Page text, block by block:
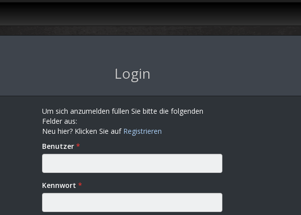
Login
Um sich anzumelden füllen Sie bitte die folgenden
Felder aus:
Neu hier? Klicken Sie auf Registrieren
Benutzer
Kennwort